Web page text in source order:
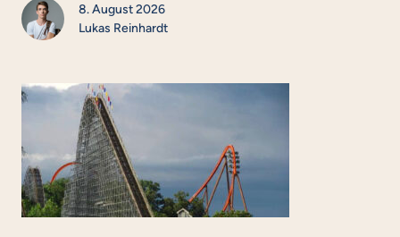
8. August 2026
Lukas Reinhardt